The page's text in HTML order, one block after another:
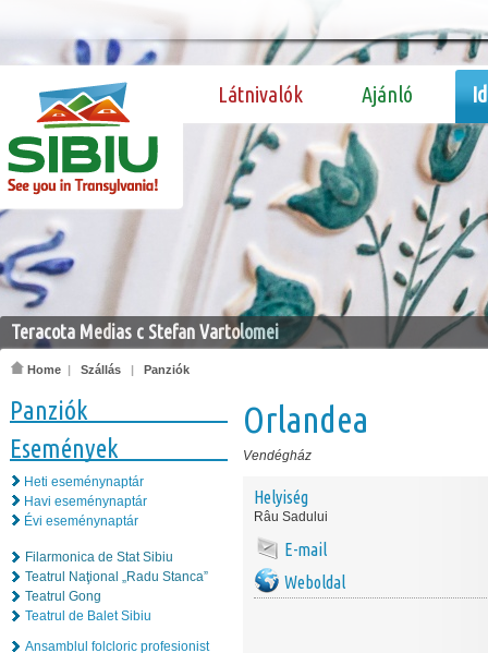
Látnivalók Ajánló
Teracota Medias c Stefan Vartolomei
Home | Szállás | Panziók
Panziók
Események
Heti eseménynaptár
Havi eseménynaptár
Évi eseménynaptár
Filarmonica de Stat Sibiu
Teatrul Naţional „Radu Stanca”
Teatrul Gong
Teatrul de Balet Sibiu
Ansamblul folcloric profesionist
Orlandea
Vendégház
Helyiség
Râu Sadului
E-mail
Weboldal